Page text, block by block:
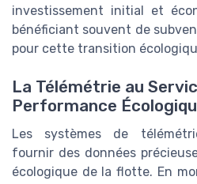
investissement initial et
bénéficiant souvent de
pour cette transition
La Télémétrie au
Performance
Les systèmes de
fournir des données
écologique de la flotte. En